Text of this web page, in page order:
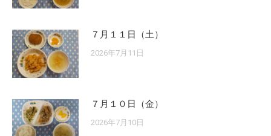
７月１１日（土）
2026年7月11日
７月１０日（金）
2026年7月10日